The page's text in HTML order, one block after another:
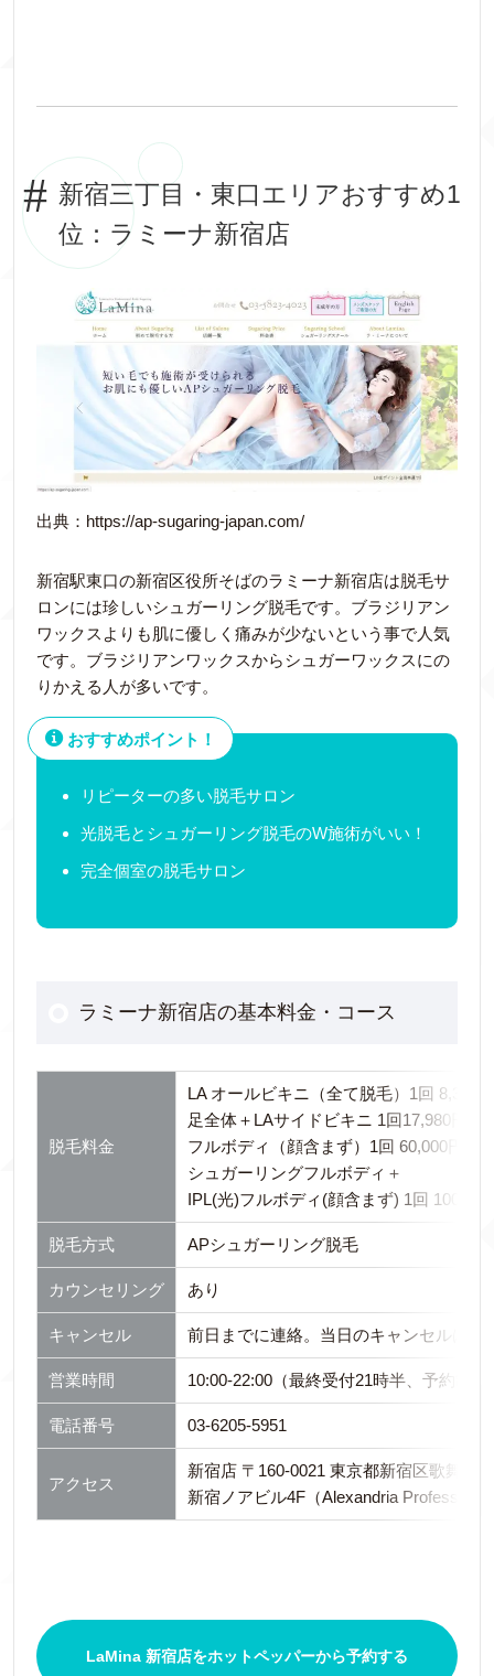
新宿三丁目・東口エリアおすすめ1
位：ラミーナ新宿店
出典：https://ap-sugaring-japan.com/
新宿駅東口の新宿区役所そばのラミーナ新宿店は脱毛サ
ロンには珍しいシュガーリング脱毛です。ブラジリアン
ワックスよりも肌に優しく痛みが少ないという事で人気
です。ブラジリアンワックスからシュガーワックスにの
りかえる人が多いです。
おすすめポイント！
リピーターの多い脱毛サロン
光脱毛とシュガーリング脱毛のW施術がいい！
完全個室の脱毛サロン
ラミーナ新宿店の基本料金・コース
脱毛料金
LA オールビキニ（全て脱毛）1回 8,360
足全体＋LAサイドビキニ 1回17,980円（
フルボディ（顔含まず）1回 60,000円（
シュガーリングフルボディ＋
IPL(光)フルボディ(顔含まず) 1回
脱毛方式 APシュガーリング脱毛
カウンセリング あり
キャンセル 前日までに連絡。当日のキャンセルは
営業時間 10:00-22:00（最終受付21時半、予約制）
電話番号 03-6205-5951
アクセス
新宿店 〒160-0021 東京都新宿区歌舞伎
新宿ノアビル4F（Alexandria
LaMina 新宿店をホットペッパーから予約する